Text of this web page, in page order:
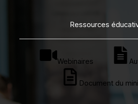
Ressources
Webinaires
Document du